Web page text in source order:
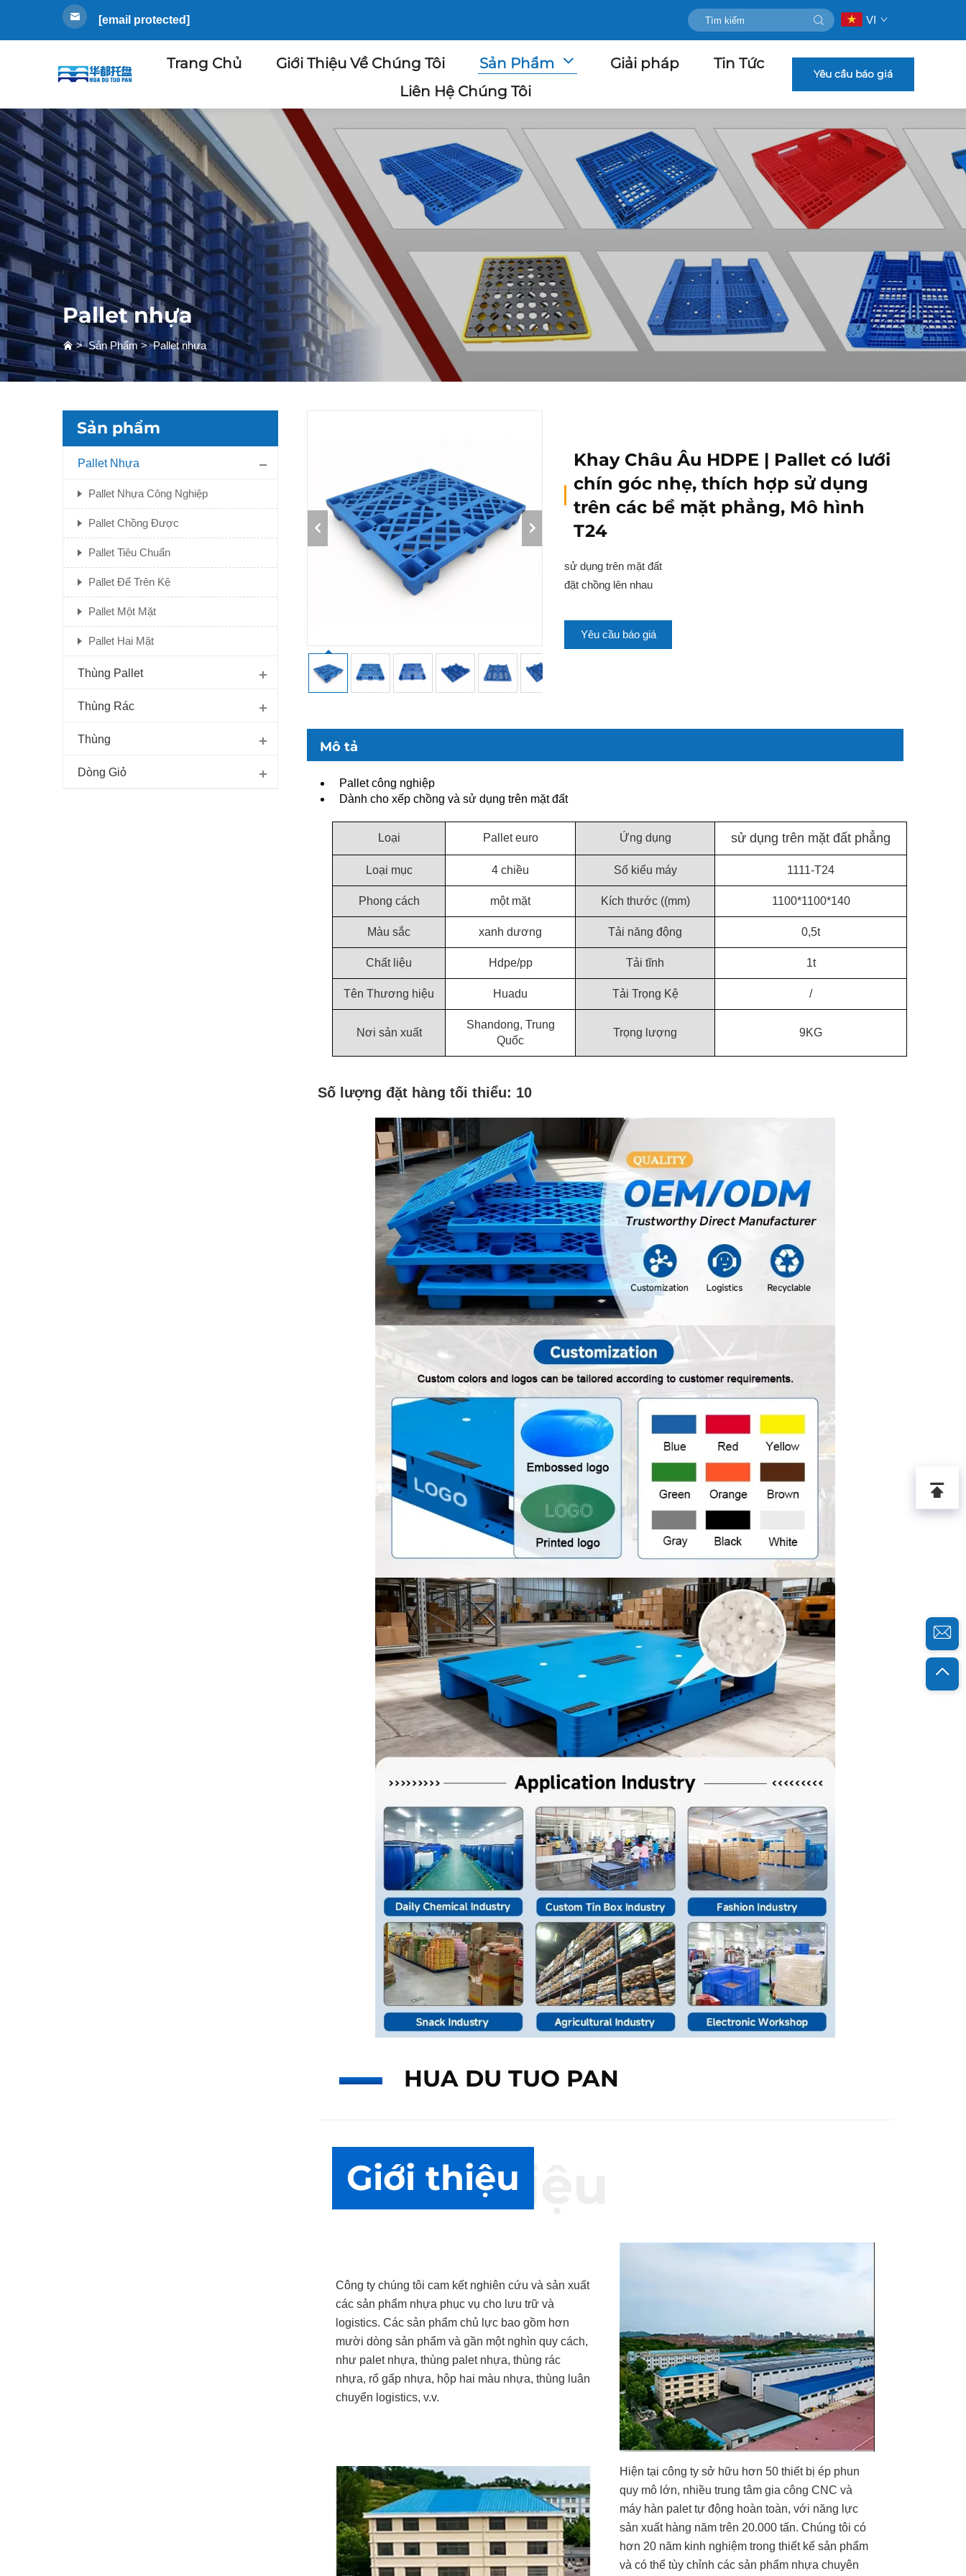
[email protected] VI
Trang Chủ Giới Thiệu Về Chúng Tôi Sản Phẩm Giải pháp
Tin Tức
Liên Hệ Chúng Tôi
Yêu cầu báo giá
Pallet nhựa
>Sản Phẩm>Pallet nhựa
Sản phẩm
Pallet Nhựa
Pallet Nhựa Công Nghiệp
Pallet Chồng Được
Pallet Tiêu Chuẩn
Pallet Để Trên Kệ
Pallet Một Mặt
Pallet Hai Mặt
Thùng Pallet
Thùng Rác
Thùng
Dòng Giỏ
Khay Châu Âu HDPE | Pallet có lưới
chín góc nhẹ, thích hợp sử dụng
trên các bề mặt phẳng, Mô hình
T24
sử dụng trên mặt đất
đặt chồng lên nhau
Yêu cầu báo giá
Mô tả
Pallet công nghiệp
Dành cho xếp chồng và sử dụng trên mặt đất
Loại Pallet euro Ứng dụng sử dụng trên mặt đất phẳng
Loại mục 4 chiều Số kiểu máy 1111-T24
Phong cách một mặt Kích thước ((mm) 1100*1100*140
Màu sắc xanh dương Tải năng động 0,5t
Chất liệu Hdpe/pp Tải tĩnh 1t
Tên Thương hiệu Huadu Tải Trọng Kệ /
Nơi sản xuất
Shandong, Trung
Quốc
Trọng lượng 9KG
Số lượng đặt hàng tối thiểu: 10
HUA DU TUO PAN
Giới thiệu
Giới thiệu
Công ty chúng tôi cam kết nghiên cứu và sản xuất
các sản phẩm nhựa phục vụ cho lưu trữ và
logistics. Các sản phẩm chủ lực bao gồm hơn
mười dòng sản phẩm và gần một nghìn quy cách,
như palet nhựa, thùng palet nhựa, thùng rác
nhựa, rổ gấp nhựa, hộp hai màu nhựa, thùng luân
chuyển logistics, v.v.
Hiện tại công ty sở hữu hơn 50 thiết bị ép phun
quy mô lớn, nhiều trung tâm gia công CNC và
máy hàn palet tự động hoàn toàn, với năng lực
sản xuất hàng năm trên 20.000 tấn. Chúng tôi có
hơn 20 năm kinh nghiệm trong thiết kế sản phẩm
và có thể tùy chỉnh các sản phẩm nhựa chuyên